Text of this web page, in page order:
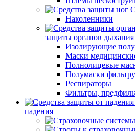
Наколенники
защиты органов дыхания
Изолирующие
Маски
Полнолицевые
Полумаски
Респираторы
Фильтры,
падения